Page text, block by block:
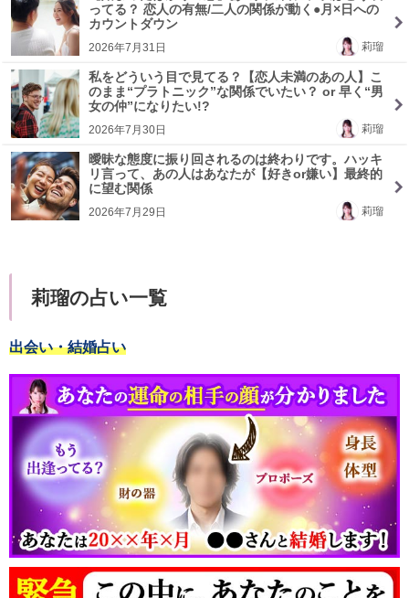
ってる？ 恋人の有無/二人の関係が動く●月×日への
カウントダウン
莉瑠
2026年7月31日
私をどういう目で見てる？【恋人未満のあの人】こ
のまま“プラトニック”な関係でいたい？ or 早く“男
女の仲”になりたい!?
莉瑠
2026年7月30日
曖昧な態度に振り回されるのは終わりです。ハッキ
リ言って、あの人はあなたが【好きor嫌い】最終的
に望む関係
莉瑠
2026年7月29日
莉瑠の占い一覧
出会い・結婚占い